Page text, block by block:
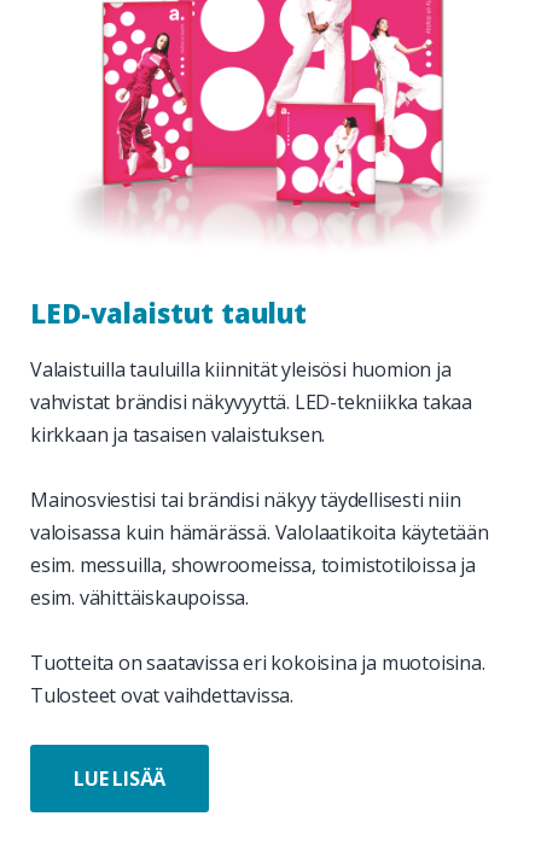
LED-valaistut taulut
Valaistuilla tauluilla kiinnität yleisösi huomion ja
vahvistat brändisi näkyvyyttä. LED-tekniikka takaa
kirkkaan ja tasaisen valaistuksen.
Mainosviestisi tai brändisi näkyy täydellisesti niin
valoisassa kuin hämärässä. Valolaatikoita käytetään
esim. messuilla, showroomeissa, toimistotiloissa ja
esim. vähittäiskaupoissa.
Tuotteita on saatavissa eri kokoisina ja muotoisina.
Tulosteet ovat vaihdettavissa.
LUE LISÄÄ